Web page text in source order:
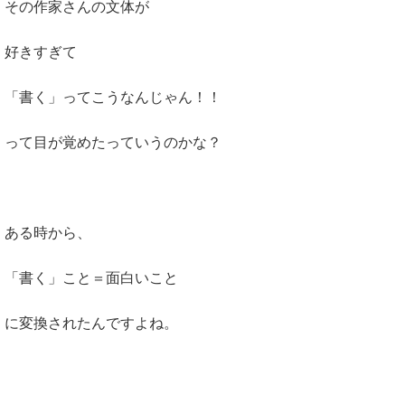
その作家さんの文体が
好きすぎて
「書く」ってこうなんじゃん！！
って目が覚めたっていうのかな？
ある時から、
「書く」こと＝面白いこと
に変換されたんですよね。